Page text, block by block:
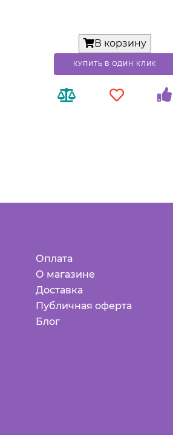
В корзину
КУПИТЬ В ОДИН КЛИК
Оплата
О магазине
Доставка
Публичная оферта
Блог